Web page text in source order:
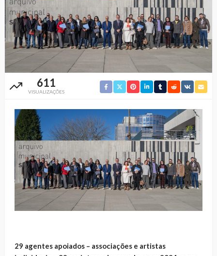
611
VISUALIZAÇÕES
29 agentes apoiados – associações e artistas